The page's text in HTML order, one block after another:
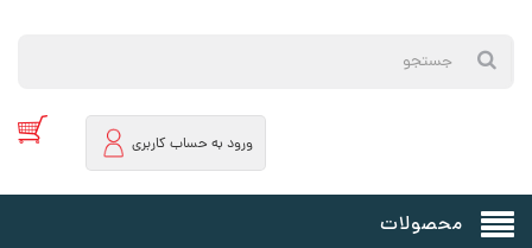
ورود به حساب کاربری
محصولات